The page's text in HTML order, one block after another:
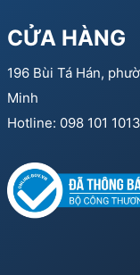
CỬA HÀNG
196 Bùi Tá Hán,
Minh
Hotline: 098 101 1013